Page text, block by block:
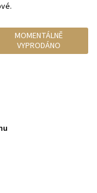
MOMENTÁLNĚ
VYPRODÁNO